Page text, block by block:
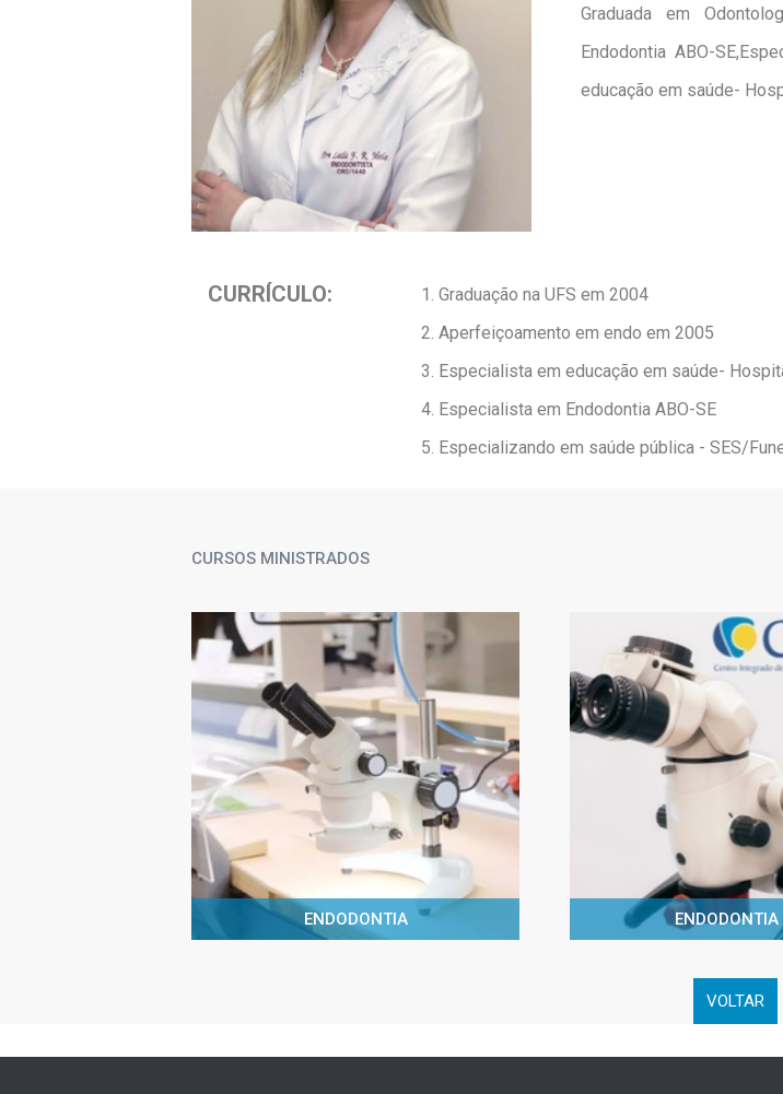
Graduada em
Endodontia ABO-SE
educação em saúde-
CURRÍCULO:
Graduação na UFS em 2004
Aperfeiçoamento em endo em 2005
Especialista em educação em saúde-
Especialista em Endodontia ABO-SE
Especializando em saúde pública - SES/
CURSOS MINISTRADOS
ENDODONTIA ENDODONTIA
VOLTAR